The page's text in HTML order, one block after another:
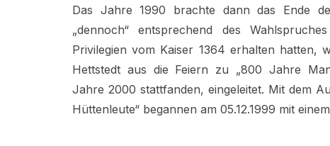
Das Jahre 1990 brachte dann das Ende
„dennoch“ entsprechend des
Privilegien vom Kaiser 1364 erhalten hatten,
Hettstedt aus die Feiern zu „800 Jahre
Jahre 2000 stattfanden, eingeleitet. Mit dem
Hüttenleute“ begannen am 05.12.1999 mit